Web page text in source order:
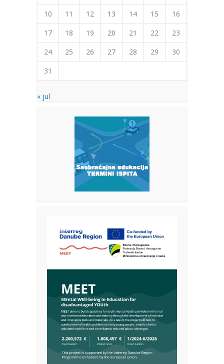
10
11 12 13 14 15
16
17
18 19 20 21 22
23
24
25 26 27 28 29
30
31
« jul